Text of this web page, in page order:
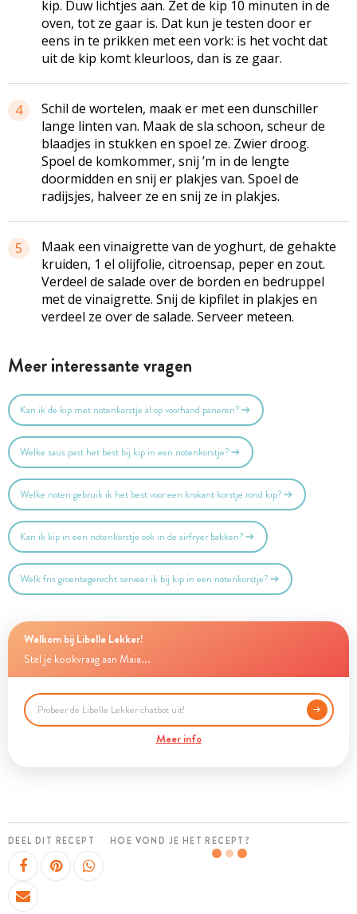
kip. Duw lichtjes aan. Zet de kip 10 minuten in de
oven, tot ze gaar is. Dat kun je testen door er
eens in te prikken met een vork: is het vocht dat
uit de kip komt kleurloos, dan is ze gaar.
4
Schil de wortelen, maak er met een dunschiller
lange linten van. Maak de sla schoon, scheur de
blaadjes in stukken en spoel ze. Zwier droog.
Spoel de komkommer, snij ’m in de lengte
doormidden en snij er plakjes van. Spoel de
radijsjes, halveer ze en snij ze in plakjes.
5
Maak een vinaigrette van de yoghurt, de gehakte
kruiden, 1 el olijfolie, citroensap, peper en zout.
Verdeel de salade over de borden en bedruppel
met de vinaigrette. Snij de kipfilet in plakjes en
verdeel ze over de salade. Serveer meteen.
Meer interessante vragen
Kan ik de kip met notenkorstje al op voorhand paneren?
Welke saus past het best bij kip in een notenkorstje?
Welke noten gebruik ik het best voor een krokant korstje rond kip?
Kan ik kip in een notenkorstje ook in de airfryer bakken?
Welk fris groentegerecht serveer ik bij kip in een notenkorstje?
Welkom bij Libelle Lekker!
Stel je kookvraag aan Maia...
Meer info
DEEL DIT RECEPT HOE VOND JE HET RECEPT?